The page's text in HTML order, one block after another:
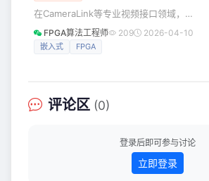
一代机器人与电机控制架构中的核心技
术之一。 Microchip微信直播《FPGA
专题：驱动未来｜机器人革命》将聚焦
在CameraLink等专业视频接口领域，技
术长期由海外巨头主导，基于进口DSP
和FPGA的架构使我国产业面临核心技术
片凭借出色性能，成为推动CameraLink
技术自主化的重要选择。 RK3588一经
力、安防、通信等行业！得益于8核（4
FPGA算法工程师 209 2026-04-10
嵌入式 FPGA
评论区 (0)
登录后即可参与讨论
立即登录